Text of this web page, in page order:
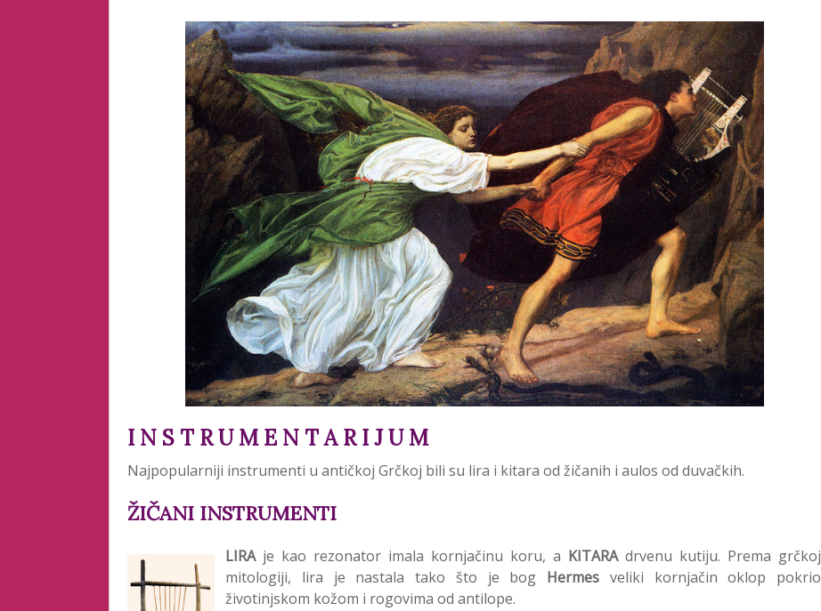
I N S T R U M E N T A R I J U M
Najpopularniji instrumenti u antičkoj Grčkoj bili su lira i kitara od žičanih i aulos od duvačkih.
ŽIČANI INSTRUMENTI
LIRAje kao rezonator imala kornjačinu koru, a KITARAdrvenu kutiju. Prema grčkoj
mitologiji, lira je nastala tako što je bog Hermes veliki kornjačin oklop pokrio
životinjskom kožom i rogovima od antilope.